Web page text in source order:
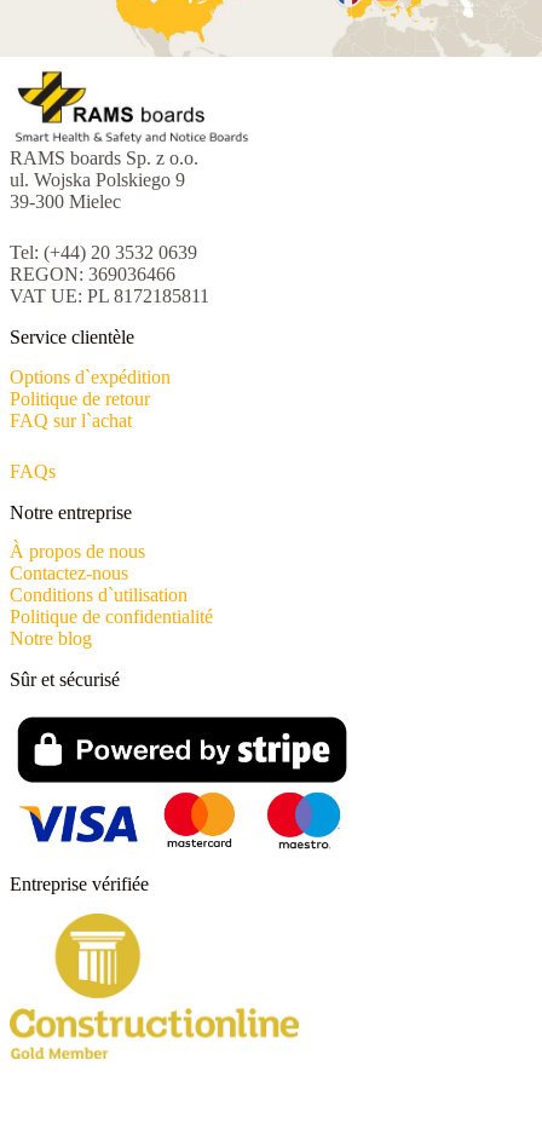
RAMS boards Sp. z o.o.
ul. Wojska Polskiego 9
39-300 Mielec
Tel: (+44) 20 3532 0639
REGON: 369036466
VAT UE: PL 8172185811
Service clientèle
Options d`expédition
Politique de retour
FAQ sur l`achat
FAQs
Notre entreprise
À propos de nous
Contactez-nous
Conditions d`utilisation
Politique de confidentialité
Notre blog
Entreprise vérifiée
Sûr et sécurisé